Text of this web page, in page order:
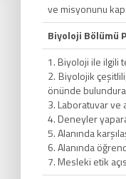
ve misyonunu
Biyoloji Bölümü
1. Biyoloji ile ilgili
2. Biyolojik
önünde
3. Laboratuvar ve
4. Deneyler
5. Alanında
6. Alanında
7. Mesleki etik